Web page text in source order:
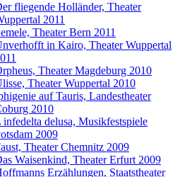
fliegende Holländer, Theater
2011
Theater Bern 2011
in Kairo, Theater Wuppertal
Theater Magdeburg 2010
Theater Wuppertal 2010
auf Tauris, Landestheater
2010
infedelta delusa, Musikfestspiele
2009
Theater Chemnitz 2009
Waisenkind, Theater Erfurt 2009
Erzählungen, Staatstheater